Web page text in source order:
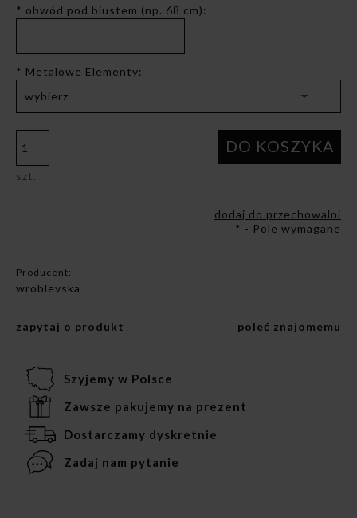
* obwód pod biustem (np. 68 cm):
* Metalowe Elementy:
szt.
DO KOSZYKA
dodaj do przechowalni
* - Pole wymagane
Producent:
wroblevska
zapytaj o produkt poleć znajomemu
Szyjemy w Polsce
Zawsze pakujemy na prezent
Dostarczamy dyskretnie
Zadaj nam pytanie